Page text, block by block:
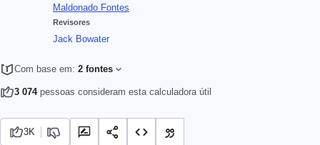
Maldonado Fontes
Revisores
Jack Bowater
Com base em: 2 fontes
3 074pessoas consideram esta calculadora útil
3K